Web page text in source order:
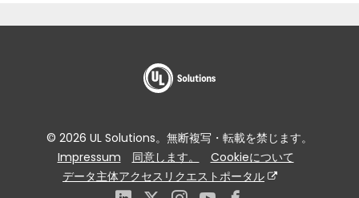
© 2026 UL Solutions。無断複写・転載を禁じます。
Impressum
同意します。
Cookieについて
データ主体アクセスリクエストポータル